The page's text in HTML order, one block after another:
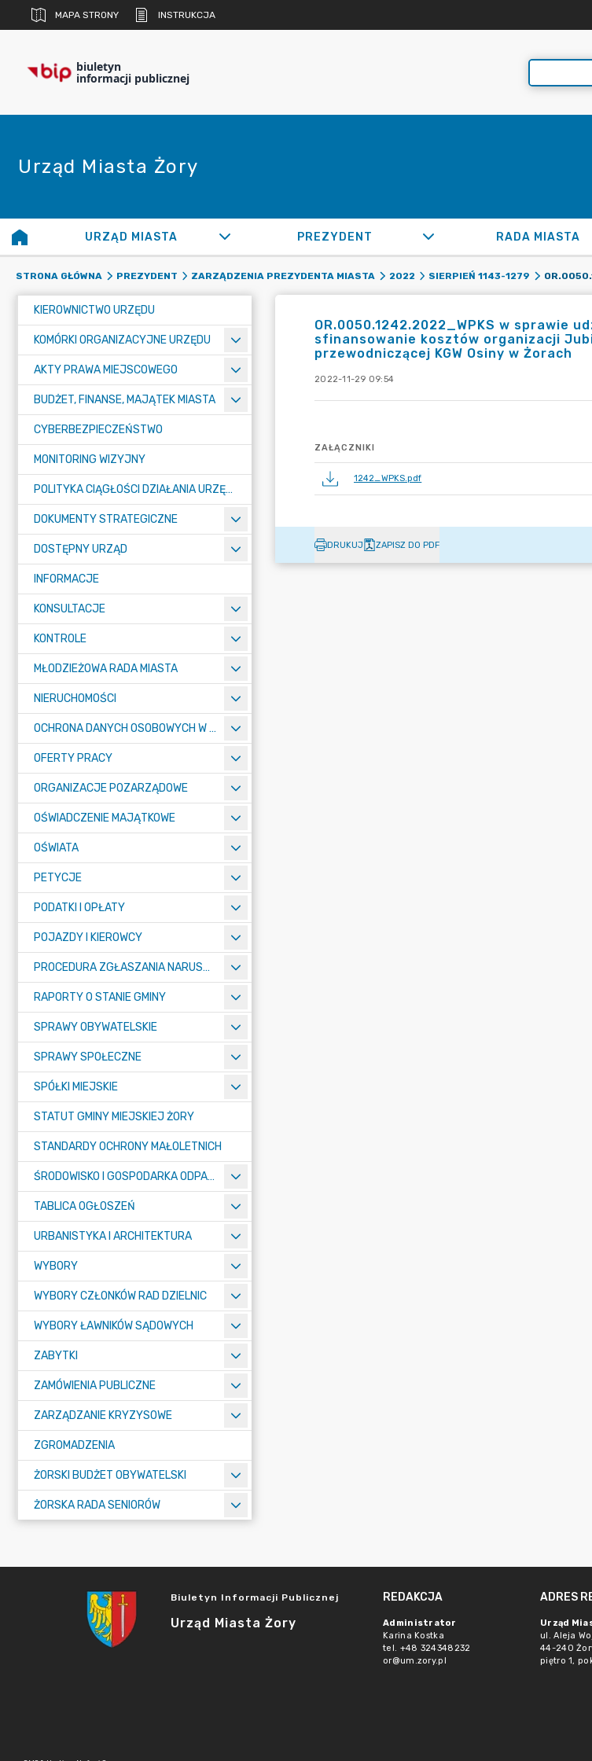
MAPA STRONY INSTRUKCJA
biuletyn
informacji publicznej
Urząd Miasta Żory
URZĄD MIASTA PREZYDENT RADA MIASTA
STRONA GŁÓWNA PREZYDENT ZARZĄDZENIA PREZYDENTA MIASTA 2022 SIERPIEŃ 1143-1279
KIEROWNICTWO URZĘDU
KOMÓRKI ORGANIZACYJNE URZĘDU
AKTY PRAWA MIEJSCOWEGO
BUDŻET, FINANSE, MAJĄTEK MIASTA
CYBERBEZPIECZEŃSTWO
MONITORING WIZYJNY
POLITYKA CIĄGŁOŚCI DZIAŁANIA URZĘDU MIASTA ŻORY
DOKUMENTY STRATEGICZNE
DOSTĘPNY URZĄD
INFORMACJE
KONSULTACJE
KONTROLE
MŁODZIEŻOWA RADA MIASTA
NIERUCHOMOŚCI
OCHRONA DANYCH OSOBOWYCH W URZĘDZIE MIASTA ŻORY - RODO
OFERTY PRACY
ORGANIZACJE POZARZĄDOWE
OŚWIADCZENIE MAJĄTKOWE
OŚWIATA
PETYCJE
PODATKI I OPŁATY
POJAZDY I KIEROWCY
PROCEDURA ZGŁASZANIA NARUSZEŃ PRAWA
RAPORTY O STANIE GMINY
SPRAWY OBYWATELSKIE
SPRAWY SPOŁECZNE
SPÓŁKI MIEJSKIE
STATUT GMINY MIEJSKIEJ ŻORY
STANDARDY OCHRONY MAŁOLETNICH
ŚRODOWISKO I GOSPODARKA ODPADAMI
TABLICA OGŁOSZEŃ
URBANISTYKA I ARCHITEKTURA
WYBORY
WYBORY CZŁONKÓW RAD DZIELNIC
WYBORY ŁAWNIKÓW SĄDOWYCH
ZABYTKI
ZAMÓWIENIA PUBLICZNE
ZARZĄDZANIE KRYZYSOWE
ZGROMADZENIA
ŻORSKI BUDŻET OBYWATELSKI
ŻORSKA RADA SENIORÓW
OR.0050.1242.2022_WPKS w sprawie
sfinansowanie kosztów organizacji
przewodniczącej KGW Osiny w Żorach
2022-11-29 09:54
ZAŁĄCZNIKI
1242_WPKS.pdf
DRUKUJ ZAPISZ DO PDF
Biuletyn Informacji Publicznej
Urząd Miasta Żory
REDAKCJA
Administrator
Karina Kostka
tel. +48 324348232
or@um.zory.pl
ADRES
Urząd
ul. Aleja
44-240
piętro 1,